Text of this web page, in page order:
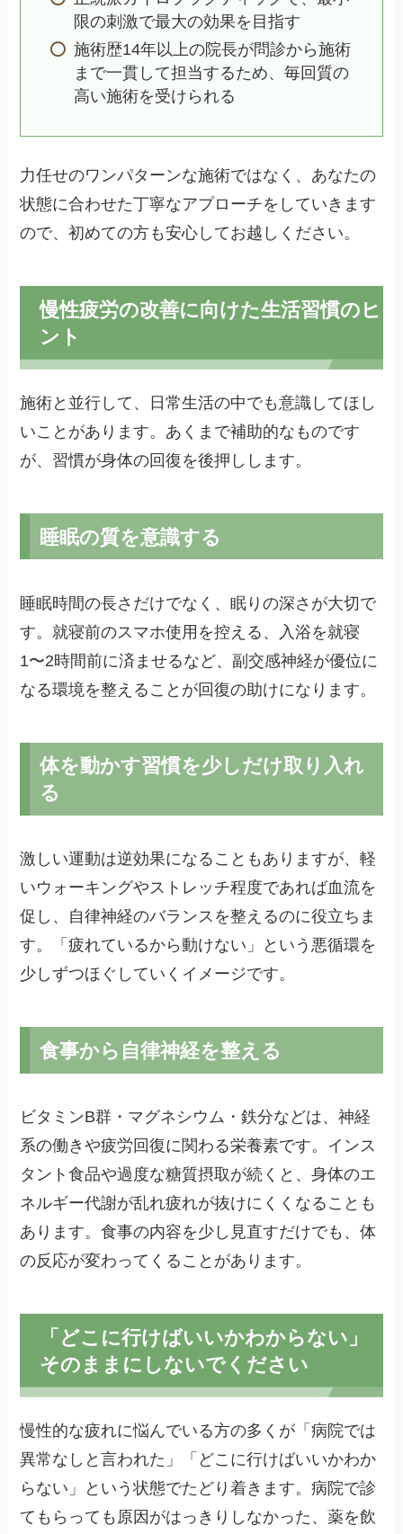
限の刺激で最大の効果を目指す
施術歴14年以上の院長が問診から施術
まで一貫して担当するため、毎回質の
高い施術を受けられる
力任せのワンパターンな施術ではなく、あなたの
状態に合わせた丁寧なアプローチをしていきます
ので、初めての方も安心してお越しください。
慢性疲労の改善に向けた生活習慣のヒ
ント
施術と並行して、日常生活の中でも意識してほし
いことがあります。あくまで補助的なものです
が、習慣が身体の回復を後押しします。
睡眠の質を意識する
睡眠時間の長さだけでなく、眠りの深さが大切で
す。就寝前のスマホ使用を控える、入浴を就寝
1〜2時間前に済ませるなど、副交感神経が優位に
なる環境を整えることが回復の助けになります。
体を動かす習慣を少しだけ取り入れ
る
激しい運動は逆効果になることもありますが、軽
いウォーキングやストレッチ程度であれば血流を
促し、自律神経のバランスを整えるのに役立ちま
す。「疲れているから動けない」という悪循環を
少しずつほぐしていくイメージです。
食事から自律神経を整える
ビタミンB群・マグネシウム・鉄分などは、神経
系の働きや疲労回復に関わる栄養素です。インス
タント食品や過度な糖質摂取が続くと、身体のエ
ネルギー代謝が乱れ疲れが抜けにくくなることも
あります。食事の内容を少し見直すだけでも、体
の反応が変わってくることがあります。
「どこに行けばいいかわからない」
そのままにしないでください
慢性的な疲れに悩んでいる方の多くが「病院では
異常なしと言われた」「どこに行けばいいかわか
らない」という状態でたどり着きます。病院で診
てもらっても原因がはっきりしなかった、薬を飲